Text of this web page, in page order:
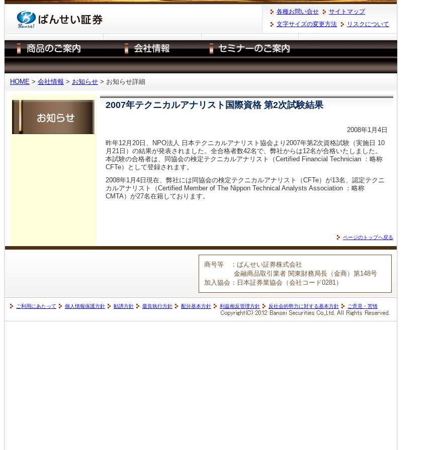
各種お問い合せ
サイトマップ
文字サイズの変更方法
リスクについて
HOME > 会社情報 > お知らせ > お知らせ詳細
2007年テクニカルアナリスト国際資格 第2次試験結果
2008年1月4日
昨年12月20日、NPO法人 日本テクニカルアナリスト協会より2007年第2次資格試験（実施日 10
月21日）の結果が発表されました。全合格者数42名で、弊社からは12名が合格いたしました。
本試験の合格者は、同協会の検定テクニカルアナリスト（Certified Financial Technician ：略称
CFTe）として登録されます。
2008年1月4日現在、弊社には同協会の検定テクニカルアナリスト（CFTe）が13名、認定テクニ
カルアナリスト（Certified Member of The Nippon Technical Analysts Association ：略称
CMTA）が27名在籍しております。
ページのトップへ戻る
商号等
：ばんせい証券株式会社
金融商品取引業者 関東財務局長（金商）第148号
加入協会 ：日本証券業協会（会社コード0281）
ご利用にあたって 個人情報保護方針 勧誘方針 最良執行方針 配分基本方針 利益相反管理方針 反社会的勢力に対する基本方針 ご意見・苦情